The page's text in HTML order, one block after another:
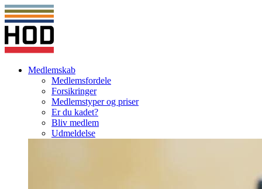
Medlemskab
Medlemsfordele
Forsikringer
Medlemstyper og priser
Er du kadet?
Bliv medlem
Udmeldelse